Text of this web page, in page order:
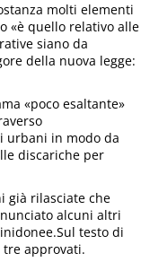
molti elementi
«è quello relativo alle
siano da
della nuova legge:
«poco esaltante»
urbani in modo da
discariche per
già rilasciate che
alcuni altri
testo di
tre approvati.